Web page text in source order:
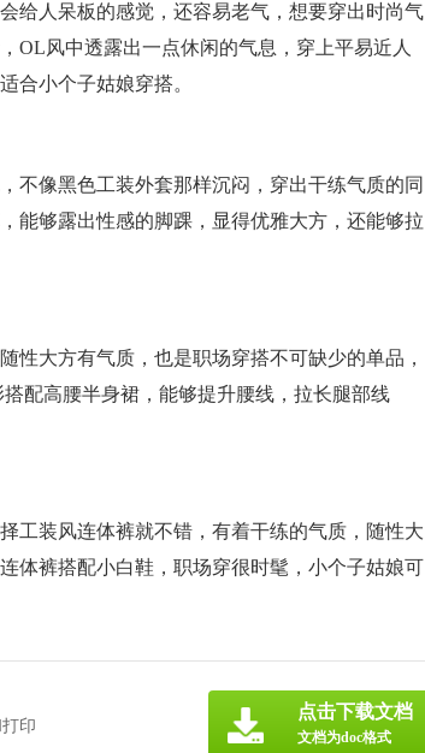
给人呆板的感觉，还容易老气，想要穿出时尚气
OL风中透露出一点休闲的气息，穿上平易近人
合小个子姑娘穿搭。
不像黑色工装外套那样沉闷，穿出干练气质的同
能够露出性感的脚踝，显得优雅大方，还能够拉
性大方有气质，也是职场穿搭不可缺少的单品，
配高腰半身裙，能够提升腰线，拉长腿部线
工装风连体裤就不错，有着干练的气质，随性大
体裤搭配小白鞋，职场穿很时髦，小个子姑娘可
印
点击下载文档
文档为doc格式